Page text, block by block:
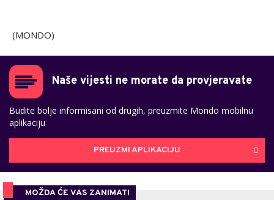
(MONDO)
Naše vijesti ne morate da provjeravate
Budite bolje informisani od drugih, preuzmite Mondo mobilnu
aplikaciju
PREUZMI APLIKACIJU
MOŽDA ĆE VAS ZANIMATI